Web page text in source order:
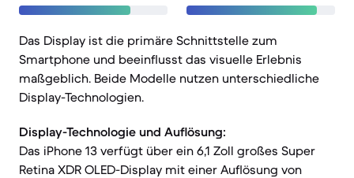
Das Display ist die primäre Schnittstelle zum
Smartphone und beeinflusst das visuelle Erlebnis
maßgeblich. Beide Modelle nutzen unterschiedliche
Display-Technologien.
Display-Technologie und Auflösung:
Das iPhone 13 verfügt über ein 6,1 Zoll großes Super
Retina XDR OLED-Display mit einer Auflösung von